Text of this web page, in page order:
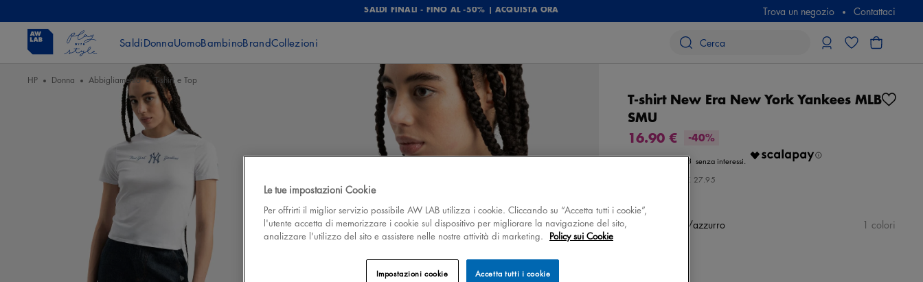
SALDI FINALI - FINO AL -50% | ACQUISTA ORA Trova un negozio Contattaci
SaldiDonnaUomoBambinoBrandCollezioni
HP Donna Abbigliamento T-shirt e Top
T-shirt New Era New York Yankees MLB
SMU
16.90 €
-40%
€ 5.63
€ 27.95
bianco/azzurro 1 colori
Le tue impostazioni Cookie
Per offrirti il miglior servizio possibile AW LAB utilizza i cookie. Cliccando su “Accetta tutti i cookie”,
l'utente accetta di memorizzare i cookie sul dispositivo per migliorare la navigazione del sito,
analizzare l'utilizzo del sito e assistere nelle nostre attività di marketing. Policy sui Cookie
Accetta tutti i cookie
Impostazioni cookie